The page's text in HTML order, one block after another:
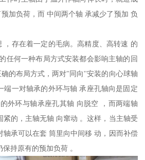
加负荷，而 中间两个轴 承减少了预加 负
，存在着一定的毛病。高精度、高转速 的
任何一种布局方式安装都会影响主轴的回
的布局方式，两对"同向''安装的向心球轴
端一对轴承的外环与轴 承座孔轴向是固定
外环与轴承座孔其轴 向脱空 ，而两端轴
紧的，主轴无轴 向窜动 。这样，当主轴受
轴承可以在套 筒里向中间移 动，因而补偿
持原有的预加负荷 。